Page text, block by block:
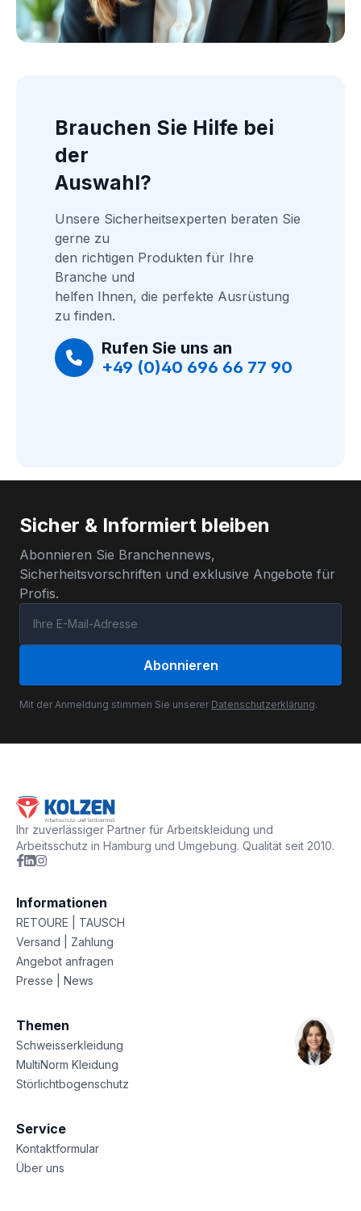
Brauchen Sie Hilfe bei
der
Auswahl?
Unsere Sicherheitsexperten beraten Sie
gerne zu
den richtigen Produkten für Ihre
Branche und
helfen Ihnen, die perfekte Ausrüstung
zu finden.
Rufen Sie uns an
+49 (0)40 696 66 77 90
Sicher & Informiert bleiben
Abonnieren Sie Branchennews,
Sicherheitsvorschriften und exklusive Angebote für
Profis.
Abonnieren
Mit der Anmeldung stimmen Sie unserer Datenschutzerklärung.
Ihr zuverlässiger Partner für Arbeitskleidung und
Arbeitsschutz in Hamburg und Umgebung. Qualität seit 2010.
Informationen
RETOURE | TAUSCH
Versand | Zahlung
Angebot anfragen
Presse | News
Themen
Schweisserkleidung
MultiNorm Kleidung
Störlichtbogenschutz
Service
Kontaktformular
Über uns